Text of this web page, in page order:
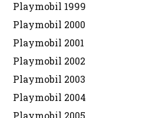
Playmobil 1999
Playmobil 2000
Playmobil 2001
Playmobil 2002
Playmobil 2003
Playmobil 2004
Playmobil 2005